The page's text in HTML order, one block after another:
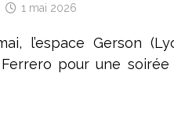
1 mai 2026
l’espace Gerson
pour une